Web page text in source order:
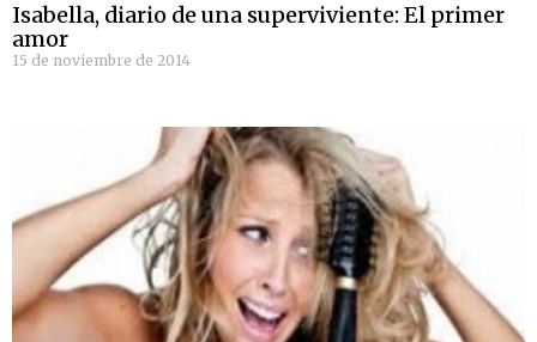
Isabella, diario de una superviviente: El primer
amor
15 de noviembre de 2014